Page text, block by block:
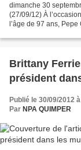
dimanche 30
(27/09/12) À
l’âge de 97 ans,
Brittany
président
Publié le 30/09/2012
Par NPA QUIMPER